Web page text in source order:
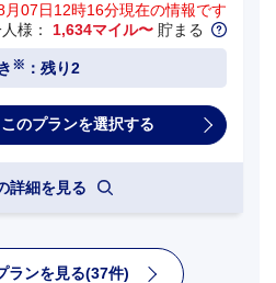
月07日12時16分現在の情報です
様： 1,634マイル〜 貯まる
※ ：残り2
詳細を見る
ランを見る(37件)